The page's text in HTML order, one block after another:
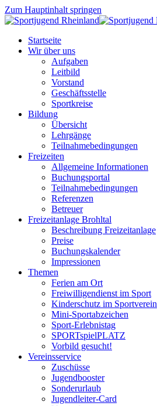
Zum Hauptinhalt springen
Startseite
Wir über uns
Aufgaben
Leitbild
Vorstand
Geschäftsstelle
Sportkreise
Bildung
Übersicht
Lehrgänge
Teilnahmebedingungen
Freizeiten
Allgemeine Informationen
Buchungsportal
Teilnahmebedingungen
Referenzen
Betreuer
Freizeitanlage Brohltal
Beschreibung Freizeitanlage
Preise
Buchungskalender
Impressionen
Themen
Ferien am Ort
Freiwilligendienst im Sport
Kinderschutz im Sportverein
Mini-Sportabzeichen
Sport-Erlebnistag
SPORTspielPLATZ
Vorbild gesucht!
Vereinsservice
Zuschüsse
Jugendbooster
Sonderurlaub
Jugendleiter-Card